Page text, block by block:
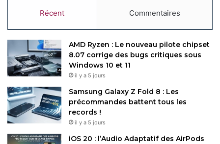
Récent Commentaires
AMD Ryzen : Le nouveau pilote chipset
8.07 corrige des bugs critiques sous
Windows 10 et 11
il y a 5 jours
Samsung Galaxy Z Fold 8 : Les
précommandes battent tous les
records !
il y a 5 jours
iOS 20 : l’Audio Adaptatif des AirPods